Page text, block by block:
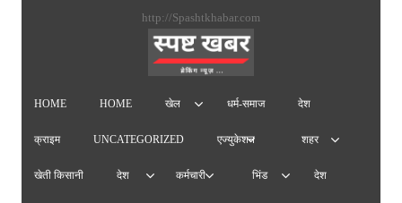
http://Spashtkhabar.com
HOME HOME खेल धर्म-समाज देश
क्राइम UNCATEGORIZED एज्युकेशन शहर
खेती किसानी देश कर्मचारी भिंड देश